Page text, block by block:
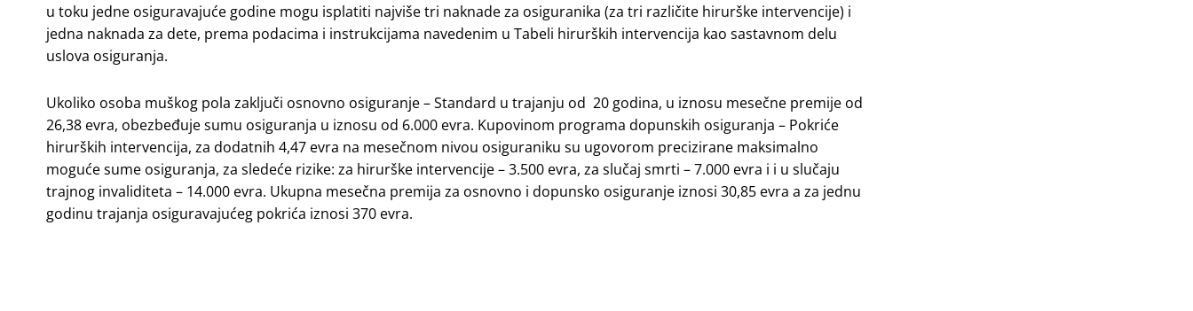
u toku jedne osiguravajuće godine mogu isplatiti najviše tri naknade za osiguranika (za tri različite hirurške intervencije) i
jedna naknada za dete, prema podacima i instrukcijama navedenim u Tabeli hirurških intervencija kao sastavnom delu
uslova osiguranja.
Ukoliko osoba muškog pola zaključi osnovno osiguranje – Standard u trajanju od 20 godina, u iznosu mesečne premije od
26,38 evra, obezbeđuje sumu osiguranja u iznosu od 6.000 evra. Kupovinom programa dopunskih osiguranja – Pokriće
hirurških intervencija, za dodatnih 4,47 evra na mesečnom nivou osiguraniku su ugovorom precizirane maksimalno
moguće sume osiguranja, za sledeće rizike: za hirurške intervencije – 3.500 evra, za slučaj smrti – 7.000 evra i i u slučaju
trajnog invaliditeta – 14.000 evra. Ukupna mesečna premija za osnovno i dopunsko osiguranje iznosi 30,85 evra a za jednu
godinu trajanja osiguravajućeg pokrića iznosi 370 evra.